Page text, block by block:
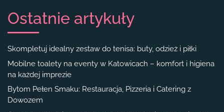
Ostatnie artykuły
Skompletuj idealny zestaw do tenisa: buty, odzież i piłki
Mobilne toalety na eventy w Katowicach – komfort i higiena
na każdej imprezie
Bytom Pełen Smaku: Restauracja, Pizzeria i Catering z
Dowozem